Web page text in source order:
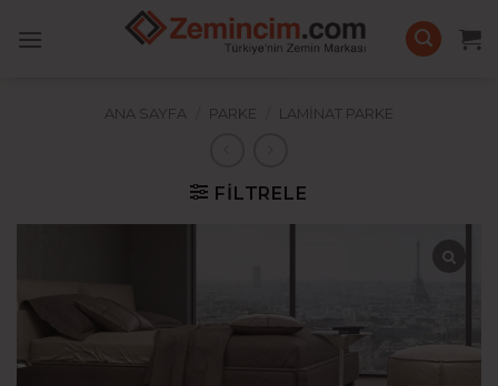
atla
ANA SAYFA PARKE LAMINAT PARKE
FILTRELE